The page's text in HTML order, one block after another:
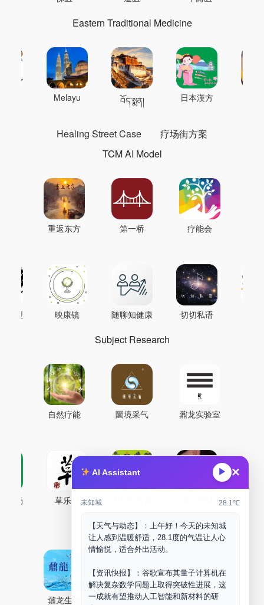
AI Assistant ▶ ×
未知城 28.1℃
【天气与动态】：上午好！今天的未知城
让人感到温暖舒适，28.1度的气温让人心
情愉悦，适合外出活动。
【资讯快报】：谷歌宣布其量子计算机在
解决复杂数学问题上取得突破性进展，这
一成就有望推动人工智能和新材料的研
Eastern Traditional Medicine
Melayu བོད་སྨན། 日本漢方
Healing Street Case
疗场街方案
TCM AI Model
重返东方 第一桥 疗能会
模型 映康镜 随聊知健康 切切私语
Subject Research
自然疗能 圜境采气 鼐龙实验室
药场 草乐村
Maker Space
鼐龙生物 PLM 商兑园